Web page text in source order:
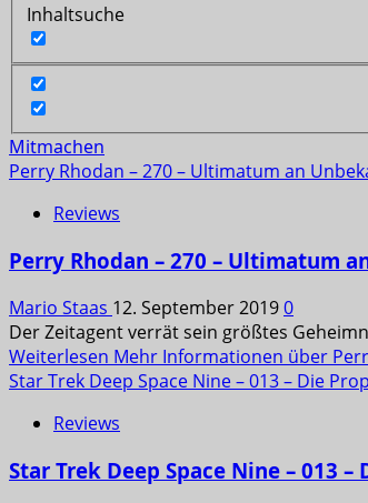
Inhaltsuche
Mitmachen
Perry Rhodan – 270 – Ultimatum an
Reviews
Perry Rhodan – 270 – Ultimatum
Mario Staas 12. September 20190
Der Zeitagent verrät sein größtes
Weiterlesen Mehr Informationen über
Star Trek Deep Space Nine – 013 – Die
Reviews
Star Trek Deep Space Nine – 013